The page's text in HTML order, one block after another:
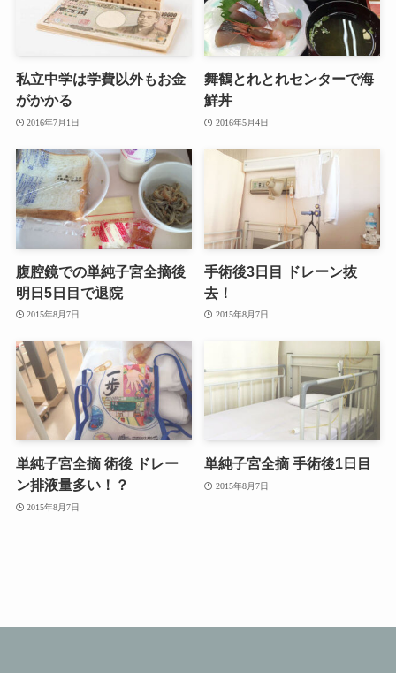
私立中学は学費以外もお金
がかかる
2016年7月1日
舞鶴とれとれセンターで海
鮮丼
2016年5月4日
腹腔鏡での単純子宮全摘後
明日5日目で退院
2015年8月7日
手術後3日目 ドレーン抜
去！
2015年8月7日
単純子宮全摘 術後 ドレー
ン排液量多い！？
2015年8月7日
単純子宮全摘 手術後1日目
2015年8月7日